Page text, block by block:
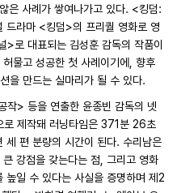
은 사례가 쌓여나가고 있다. <킹덤:
드라마 <킹덤>의 프리퀄 영화로 영
로 대표되는 김성훈 감독의 작품이
물고 성공한 첫 사례이기에, 향후
을 만드는 실마리가 될 수 있다.
> 등을 연출한 윤종빈 감독의 넷
로 제작돼 러닝타임은 371분 26초
세 편 분량의 시간이 된다. 수리남은
강점을 갖는다는 점, 그리고 영화
높일 수 있다는 사실을 증명하며 제2